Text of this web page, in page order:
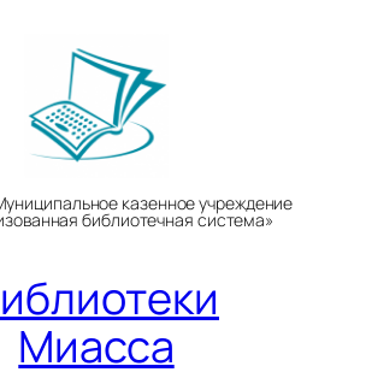
казенное учреждение
библиотечная система»
Миасса